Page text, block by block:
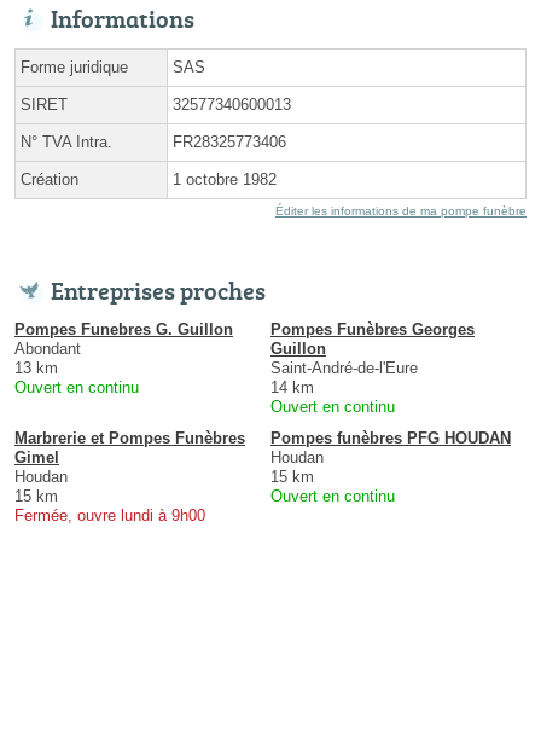
Informations
Forme juridique SAS
SIRET 32577340600013
N° TVA Intra. FR28325773406
Création 1 octobre 1982
Éditer les informations de ma pompe funèbre
Entreprises proches
Pompes Funebres G. Guillon
Abondant
13 km
Ouvert en continu
Pompes Funèbres Georges
Guillon
Saint-André-de-l'Eure
14 km
Ouvert en continu
Marbrerie et Pompes Funèbres
Gimel
Houdan
15 km
Fermée, ouvre lundi à 9h00
Pompes funèbres PFG HOUDAN
Houdan
15 km
Ouvert en continu